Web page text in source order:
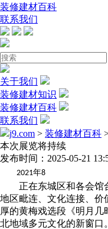
装修建材百科
联系我们
关于我们
装修建材知识
装修建材百科
联系我们
j9.com > 装修建材百科
本次展览将持续
发布时间：2025-05-21
2021年8
正在东城区和各会馆
地区毗连、文化连接、价
厚的黄梅戏选段《明月
北地域多元文化的新窗口